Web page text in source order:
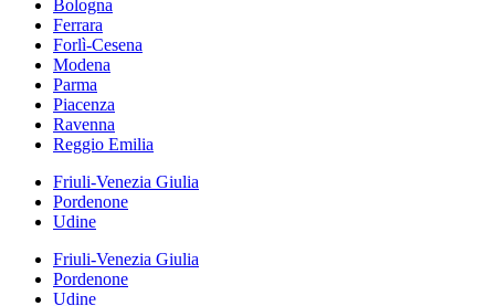
Bologna
Ferrara
Forlì-Cesena
Modena
Parma
Piacenza
Ravenna
Reggio Emilia
Friuli-Venezia Giulia
Pordenone
Udine
Friuli-Venezia Giulia
Pordenone
Udine